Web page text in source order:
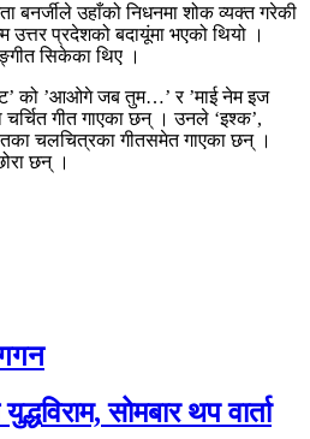
बनर्जीले उहाँको निधनमा शोक व्यक्त गरेकी
उत्तर प्रदेशको बदायूंमा भएको थियो ।
सिकेका थिए ।
को ’आओगे जब तुम…’ र ’माई नेम इज
चर्चित गीत गाएका छन् । उनले ‘इश्क’,
चलचित्रका गीतसमेत गाएका छन् ।
छन् ।
सोमबार थप वार्ता